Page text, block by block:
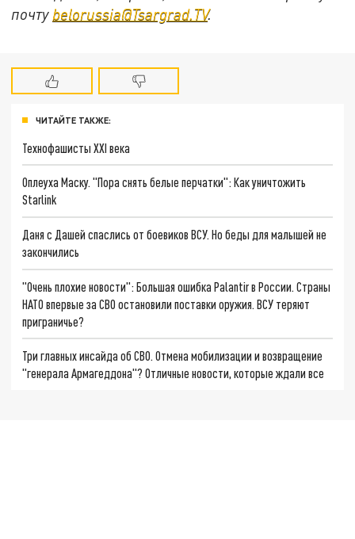
почту belorussia@Tsargrad.TV.
ЧИТАЙТЕ ТАКЖЕ:
Технофашисты XXI века
Оплеуха Маску. "Пора снять белые перчатки": Как уничтожить
Starlink
Даня с Дашей спаслись от боевиков ВСУ. Но беды для малышей не
закончились
"Очень плохие новости": Большая ошибка Palantir в России. Страны
НАТО впервые за СВО остановили поставки оружия. ВСУ теряют
приграничье?
Три главных инсайда об СВО. Отмена мобилизации и возвращение
"генерала Армагеддона"? Отличные новости, которые ждали все